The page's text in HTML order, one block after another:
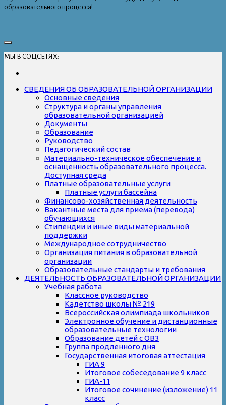
образовательного процесса!
МЫ В СОЦСЕТЯХ:
СВЕДЕНИЯ ОБ ОБРАЗОВАТЕЛЬНОЙ ОРГАНИЗАЦИИ
Основные сведения
Структура и органы управления
образовательной организацией
Документы
Образование
Руководство
Педагогический состав
Материально-техническое обеспечение и
оснащенность образовательного процесса.
Доступная среда
Платные образовательные услуги
Платные услуги бассейна
Финансово-хозяйственная деятельность
Вакантные места для приема (перевода)
обучающихся
Стипендии и иные виды материальной
поддержки
Международное сотрудничество
Организация питания в образовательной
организации
Образовательные стандарты и требования
ДЕЯТЕЛЬНОСТЬ ОБРАЗОВАТЕЛЬНОЙ ОРГАНИЗАЦИИ
Учебная работа
Классное руководство
Кадетство школы № 219
Всероссийская олимпиада школьников
Электронное обучение и дистанционные
образовательные технологии
Образование детей с ОВЗ
Группа продленного дня
Государственная итоговая аттестация
ГИА 9
Итоговое собеседование 9 класс
ГИА-11
Итоговое сочинение (изложение) 11
класс